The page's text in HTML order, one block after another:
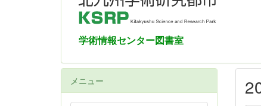
学術情報センター図書室
メニュー